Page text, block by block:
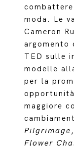
moda. Le
Cameron
argomento
TED sulle
modelle
per la
maggiore
Pilgrimage,
Flower